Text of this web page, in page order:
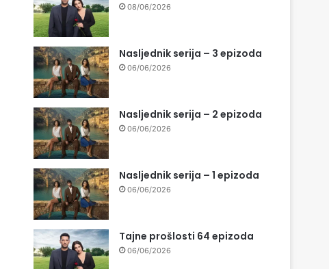
08/06/2026
Nasljednik serija – 3 epizoda
06/06/2026
Nasljednik serija – 2 epizoda
06/06/2026
Nasljednik serija – 1 epizoda
06/06/2026
Tajne prošlosti 64 epizoda
06/06/2026